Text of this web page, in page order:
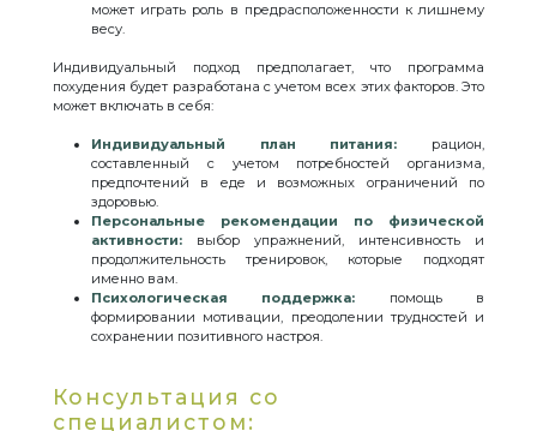
может играть роль в предрасположенности к лишнему
весу.
Индивидуальный подход предполагает, что программа
похудения будет разработана с учетом всех этих факторов. Это
может включать в себя:
Индивидуальный план питания: рацион,
составленный с учетом потребностей организма,
предпочтений в еде и возможных ограничений по
здоровью.
Персональные рекомендации по физической
активности: выбор упражнений, интенсивность и
продолжительность тренировок, которые подходят
именно вам.
Психологическая поддержка: помощь в
формировании мотивации, преодолении трудностей и
сохранении позитивного настроя.
Консультация со
специалистом: